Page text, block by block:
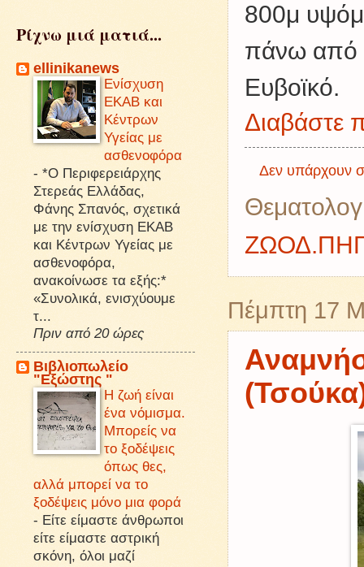
800μ
πάνω από
Ευβοϊκό.
Διαβάστε
Δεν υπάρχουν
Πέμπτη 17
Ρίχνω μιά ματιά...
ellinikanews
Ενίσχυση
ΕΚΑΒ και
Κέντρων
Υγείας με
ασθενοφόρα
- *Ο Περιφερειάρχης
Στερεάς Ελλάδας,
Φάνης Σπανός, σχετικά
με την ενίσχυση ΕΚΑΒ
και Κέντρων Υγείας με
ασθενοφόρα,
ανακοίνωσε τα εξής:*
«Συνολικά, ενισχύουμε
τ...
Πριν από 20 ώρες
Βιβλιοπωλείο
"Εξώστης "
Η ζωή είναι
ένα νόμισμα.
Μπορείς να
το ξοδέψεις
όπως θες,
αλλά μπορεί να το
ξοδέψεις μόνο μια φορά
- Είτε είμαστε άνθρωποι
είτε είμαστε αστρική
σκόνη, όλοι μαζί